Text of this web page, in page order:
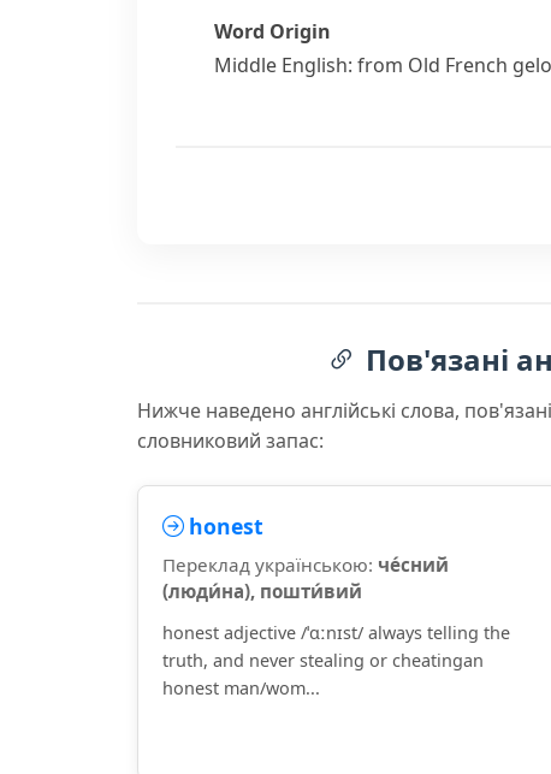
Word Origin
Middle English: from Old French
Пов'язані
Нижче наведено англійські слова,
словниковий запас:
honest
Переклад українською: че́сний
(люди́на), пошти́вий
honest adjective /ˈɑːnɪst/ always telling the
truth, and never stealing or cheatingan
honest man/wom...